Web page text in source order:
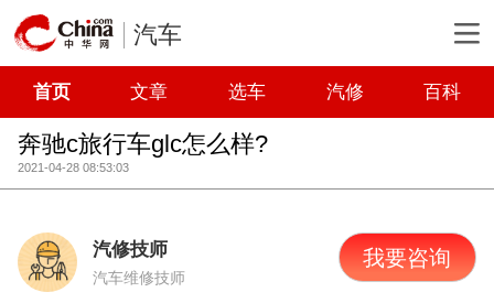
汽车
首页 文章 选车 汽修 百科
奔驰c旅行车glc怎么样?
2021-04-28 08:53:03
汽修技师
汽车维修技师
我要咨询